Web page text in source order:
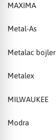
MAXIMA
Metal-As
Metalac bojler
Metalex
MILWAUKEE
Modra